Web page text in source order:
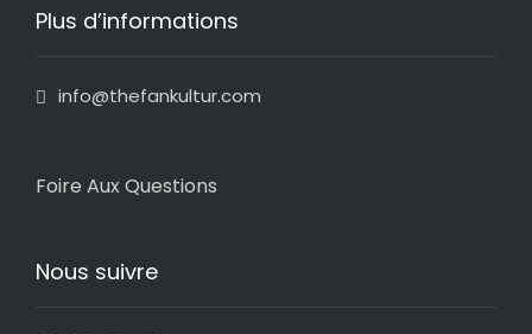
Plus d’informations
info@thefankultur.com
Foire Aux Questions
Nous suivre